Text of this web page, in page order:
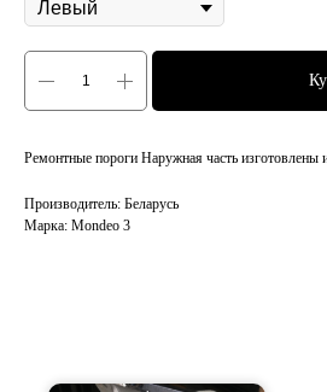
Ремонтные пороги Наружная часть изготовлены
Производитель: Беларусь
Марка: Mondeo 3